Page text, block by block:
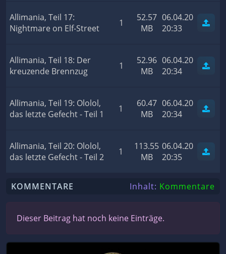
Allimania, Teil 17:
Nightmare on Elf-Street
1
52.57
MB
06.04.20
20:33
Allimania, Teil 18: Der
kreuzende Brennzug
1
52.96
MB
06.04.20
20:34
Allimania, Teil 19: Ololol,
das letzte Gefecht - Teil 1
1
60.47
MB
06.04.20
20:34
Allimania, Teil 20: Ololol,
das letzte Gefecht - Teil 2
1
113.55
MB
06.04.20
20:35
KOMMENTARE Inhalt: Kommentare
Dieser Beitrag hat noch keine Einträge.